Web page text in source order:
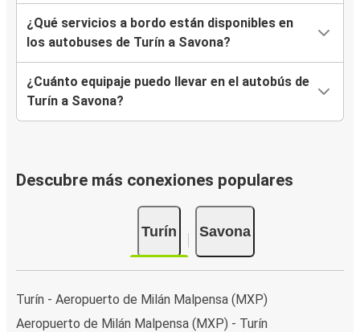
¿Qué servicios a bordo están disponibles en
los autobuses de Turín a Savona?
¿Cuánto equipaje puedo llevar en el autobús de
Turín a Savona?
Descubre más conexiones populares
Turín Savona
Turín - Aeropuerto de Milán Malpensa (MXP)
Aeropuerto de Milán Malpensa (MXP) - Turín